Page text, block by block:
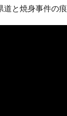
道と焼身事件の痕